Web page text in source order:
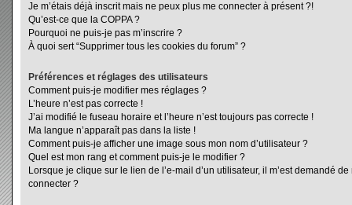
Je m’étais déjà inscrit mais ne peux plus me connecter à présent ?!
Qu’est-ce que la COPPA ?
Pourquoi ne puis-je pas m’inscrire ?
À quoi sert “Supprimer tous les cookies du forum” ?
Préférences et réglages des utilisateurs
Comment puis-je modifier mes réglages ?
L’heure n’est pas correcte !
J’ai modifié le fuseau horaire et l’heure n’est toujours pas correcte !
Ma langue n’apparaît pas dans la liste !
Comment puis-je afficher une image sous mon nom d’utilisateur ?
Quel est mon rang et comment puis-je le modifier ?
Lorsque je clique sur le lien de l’e-mail d’un utilisateur, il m’est demandé de
connecter ?